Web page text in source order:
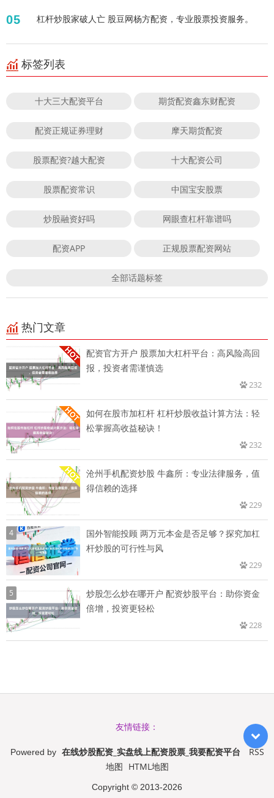
05 杠杆炒股家破人亡 股豆网杨方配资，专业股票投资服务。
标签列表
十大三大配资平台 期货配资鑫东财配资
配资正规证券理财 摩天期货配资
股票配资?越大配资 十大配资公司
股票配资常识 中国宝安股票
炒股融资好吗 网眼查杠杆靠谱吗
配资APP 正规股票配资网站
全部话题标签
热门文章
配资官方开户 股票加大杠杆平台：高风险高回
报，投资者需谨慎选
232
如何在股市加杠杆 杠杆炒股收益计算方法：轻
松掌握高收益秘诀！
232
沧州手机配资炒股 牛鑫所：专业法律服务，值
得信赖的选择
229
4
国外智能投顾 两万元本金是否足够？探究加杠
杆炒股的可行性与风
229
5
炒股怎么炒在哪开户 配资炒股平台：助你资金
倍增，投资更轻松
228
友情链接：
Powered by 在线炒股配资_实盘线上配资股票_我要配资平台
RSS
地图 HTML地图
Copyright © 2013-2026